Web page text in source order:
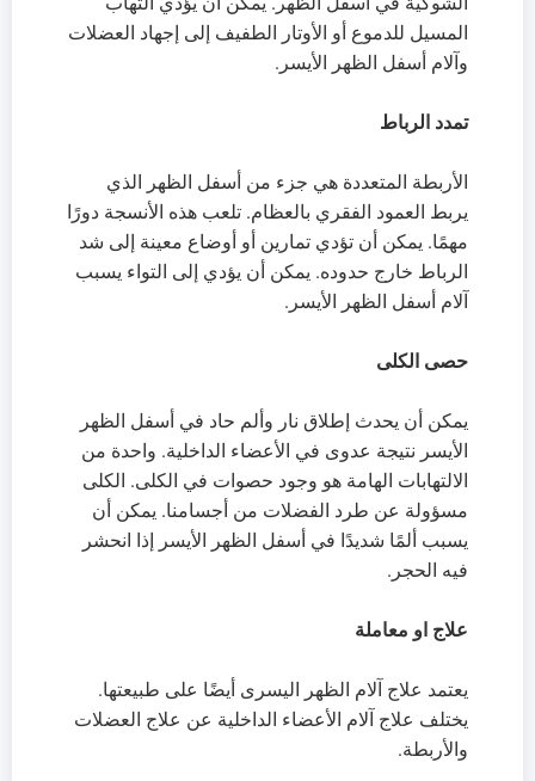
المسيل للدموع أو الأوتار الطفيف إلى إجهاد العضلات
وآلام أسفل الظهر الأيسر.
تمدد الرباط
الأربطة المتعددة هي جزء من أسفل الظهر الذي
يربط العمود الفقري بالعظام. تلعب هذه الأنسجة دورًا
مهمًا. يمكن أن تؤدي تمارين أو أوضاع معينة إلى شد
الرباط خارج حدوده. يمكن أن يؤدي إلى التواء يسبب
آلام أسفل الظهر الأيسر.
حصى الكلى
يمكن أن يحدث إطلاق نار وألم حاد في أسفل الظهر
الأيسر نتيجة عدوى في الأعضاء الداخلية. واحدة من
الالتهابات الهامة هو وجود حصوات في الكلى. الكلى
مسؤولة عن طرد الفضلات من أجسامنا. يمكن أن
يسبب ألمًا شديدًا في أسفل الظهر الأيسر إذا انحشر
فيه الحجر.
علاج او معاملة
يعتمد علاج آلام الظهر اليسرى أيضًا على طبيعتها.
يختلف علاج آلام الأعضاء الداخلية عن علاج العضلات
والأربطة.